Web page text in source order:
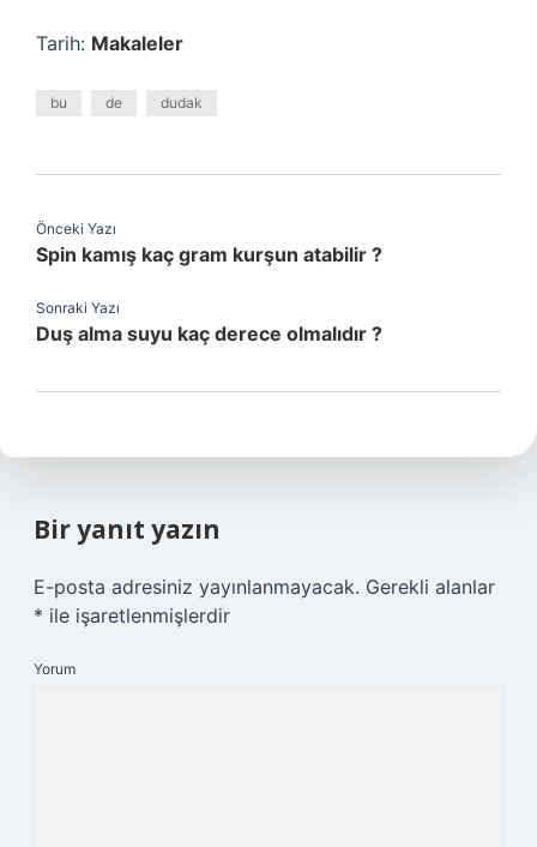
Tarih: Makaleler
bu de dudak
Önceki Yazı
Spin kamış kaç gram kurşun atabilir ?
Sonraki Yazı
Duş alma suyu kaç derece olmalıdır ?
Bir yanıt yazın
E-posta adresiniz yayınlanmayacak. Gerekli alanlar
* ile işaretlenmişlerdir
Yorum